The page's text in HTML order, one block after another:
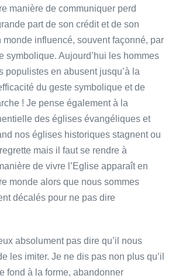
manière de communiquer perd
part de son crédit et de son
monde influencé, souvent façonné, par
symbolique. Aujourd’hui les hommes
populistes en abusent jusqu’à la
du geste symbolique et de
! Je pense également à la
des églises évangéliques et
nos églises historiques stagnent ou
mais il faut se rendre à
de vivre l’Eglise apparaît en
monde alors que nous sommes
décalés pour ne pas dire
absolument pas dire qu’il nous
les imiter. Je ne dis pas non plus qu’il
fond à la forme, abandonner